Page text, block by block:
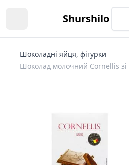
Shurshilo
Шоколадні яйця, фігурки
Шоколад молочний Cornellis зі